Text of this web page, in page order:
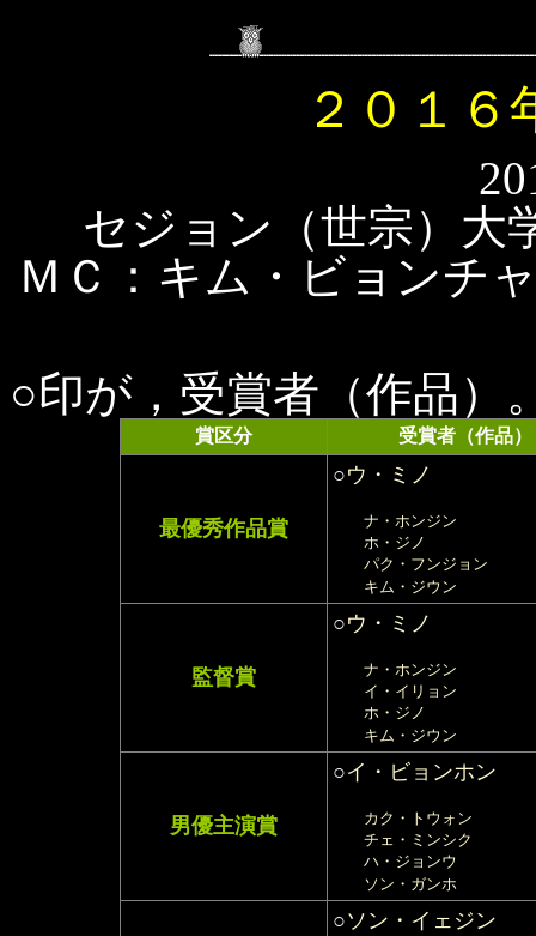
２０１６
セジョン（世宗）大
ＭＣ：キム・ビョンチ
○印が，受賞者（作品）
賞区分 受賞者（作品）
最優秀作品賞
○ウ・ミノ
ナ・ホンジン
ホ・ジノ
パク・フンジョン
キム・ジウン
監督賞
○ウ・ミノ
ナ・ホンジン
イ・イリョン
ホ・ジノ
キム・ジウン
男優主演賞
○イ・ビョンホン
カク・トウォン
チェ・ミンシク
ハ・ジョンウ
ソン・ガンホ
○ソン・イェジン